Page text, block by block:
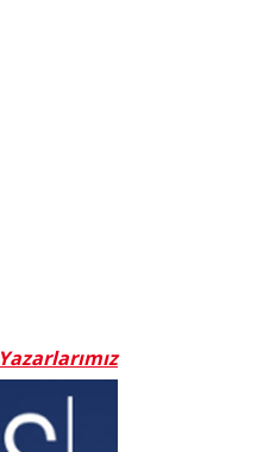
Yazarlarımız